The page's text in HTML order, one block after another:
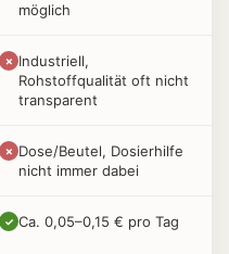
möglich
✗ Industriell,
Rohstoffqualität oft nicht
transparent
✗ Dose/Beutel, Dosierhilfe
nicht immer dabei
✓ Ca. 0,05–0,15 € pro Tag